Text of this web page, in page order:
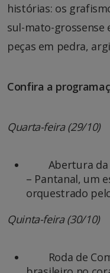
histórias: os
sul-mato-grossense
peças em pedra,
Confira a
Quarta-feira (29/10)
Abertura da
– Pantanal, um
orquestrado
Quinta-feira (30/10)
Roda de